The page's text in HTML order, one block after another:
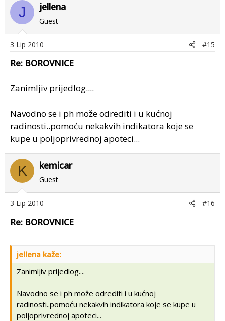
J jellena
Guest
3 Lip 2010 #15
Re: BOROVNICE
Zanimljiv prijedlog....
Navodno se i ph može odrediti i u kućnoj
radinosti..pomoću nekakvih indikatora koje se
kupe u poljoprivrednoj apoteci...
K kemicar
Guest
3 Lip 2010 #16
Re: BOROVNICE
jellena kaže:
Zanimljiv prijedlog....
Navodno se i ph može odrediti i u kućnoj
radinosti..pomoću nekakvih indikatora koje se kupe u
poljoprivrednoj apoteci...